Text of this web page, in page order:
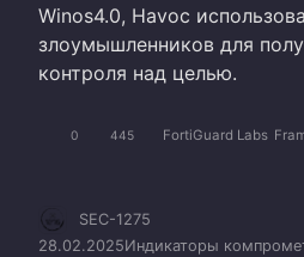
Winos4.0, Havoc
злоумышленников для
контроля над целью.
0 445 FortiGuard Labs
SEC-1275
28.02.2025Индикаторы